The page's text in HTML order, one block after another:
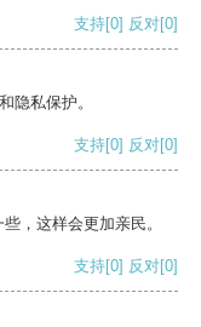
支持[0] 反对[0]
隐私保护。
支持[0] 反对[0]
，这样会更加亲民。
支持[0] 反对[0]